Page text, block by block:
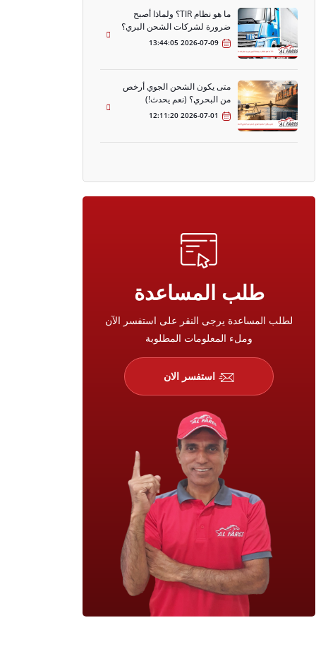
ما هو نظام TIR؟ ولماذا أصبح
ضرورة لشركات الشحن البري؟
2026-07-09 13:44:05
متى يكون الشحن الجوي أرخص
من البحري؟ (نعم يحدث!)
2026-07-01 12:11:20
طلب المساعدة
لطلب المساعدة يرجى النقر على استفسر الآن
وملء المعلومات المطلوبة
استفسر الان